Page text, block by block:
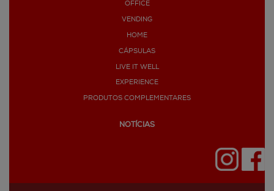
OFFICE
VENDING
HOME
CÁPSULAS
LIVE IT WELL
EXPERIENCE
PRODUTOS COMPLEMENTARES
NOTÍCIAS